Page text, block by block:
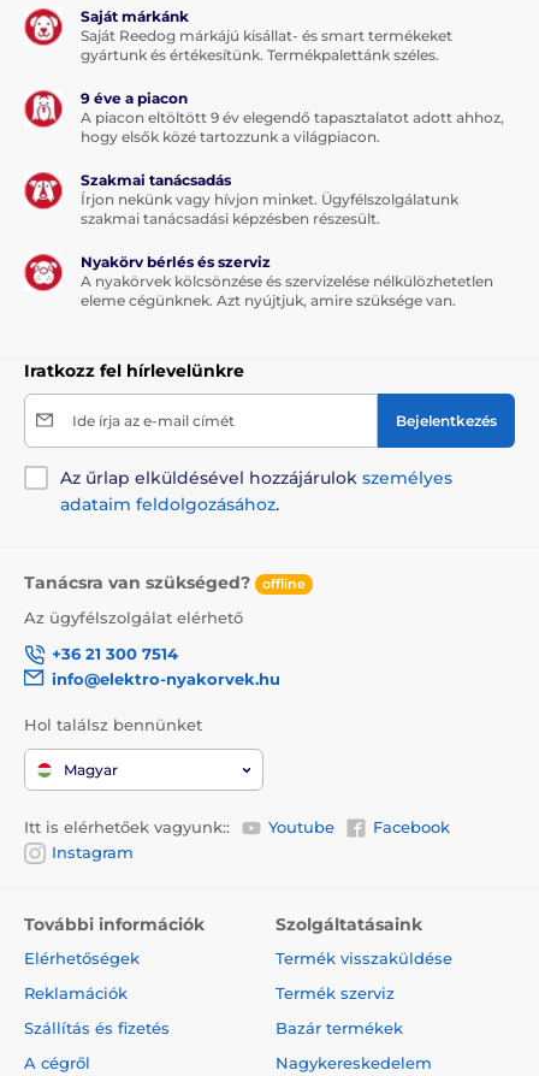
változhatnak. A képek csak illusztrációk.
A termék a következő kategóriákba sorolt
Házak, fekhelyek Fekhelyek
Kistestű kutyáknak
Közepes testű kutyáknak
Nagytestű kutyáknak
Saját márkánk
Saját Reedog márkájú kisállat- és smart termékeket
gyártunk és értékesítünk. Termékpalettánk széles.
9 éve a piacon
A piacon eltöltött 9 év elegendő tapasztalatot adott ahhoz,
hogy elsők közé tartozzunk a világpiacon.
Szakmai tanácsadás
Írjon nekünk vagy hívjon minket. Ügyfélszolgálatunk
szakmai tanácsadási képzésben részesült.
Nyakörv bérlés és szerviz
A nyakörvek kölcsönzése és szervizelése nélkülözhetetlen
eleme cégünknek. Azt nyújtjuk, amire szüksége van.
Iratkozz fel hírlevelünkre
Ide írja az e-mail címét Bejelentkezés
Az űrlap elküldésével hozzájárulok személyes
adataim feldolgozásához.
Tanácsra van szükséged? offline
Az ügyfélszolgálat elérhető
+36 21 300 7514
info@elektro-nyakorvek.hu
Hol találsz bennünket
Magyar
Itt is elérhetőek vagyunk:: Youtube
Facebook
Instagram
További információk
Elérhetőségek
Reklamációk
Szállítás és fizetés
A cégről
Szolgáltatásaink
Termék visszaküldése
Termék szerviz
Bazár termékek
Nagykereskedelem